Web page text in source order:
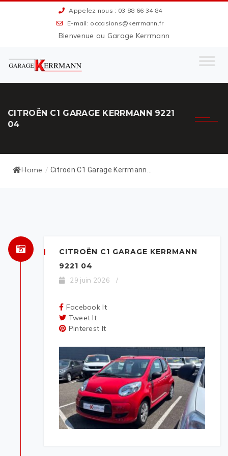
Appelez nous : 03 88 66 34 84
E-mail: occasions@kerrmann.fr
Bienvenue au Garage Kerrmann
CITROËN C1 GARAGE KERRMANN 9221
04
Home / Citroën C1 Garage Kerrmann...
CITROËN C1 GARAGE KERRMANN
9221 04
29 juin 2026 /
Facebook It
Tweet It
Pinterest It